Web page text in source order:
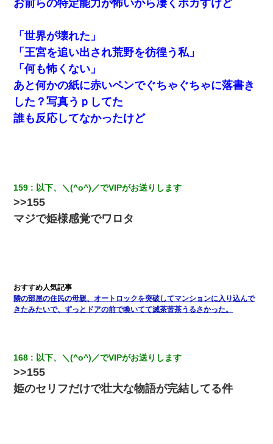
お前らの特定能力が怖いから凄くボカすけど
「世界が壊れた」
「王宮を追い出され荒野を彷徨う私」
「何も怖くない」
あと何かの紙に赤いペンでぐちゃぐちゃに落書き
した？写真うｐしてた
誰も反応してなかったけど
159 以下、＼(^o^)／でVIPがお送りします
>>155
マジで姫様感覚でワロタ
隣の部屋の住民の母親、オートロックを突破してマンションに入り込んで
きたみたいで、ずっとドアの前で喚いてて滅茶苦茶うるさかった。
168 以下、＼(^o^)／でVIPがお送りします
>>155
姫のセリフだけで壮大な物語が完結してる件